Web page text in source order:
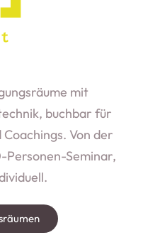
mit
buchbar für
Von der
Personen-Seminar,